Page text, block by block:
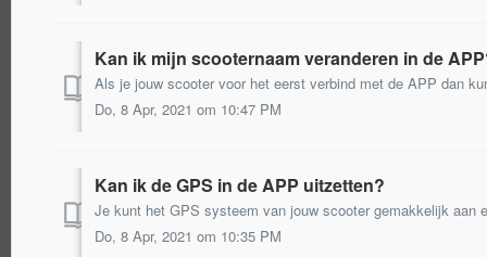
Kan ik mijn scooternaam veranderen in de
Do, 8 Apr, 2021 om 10:47 PM
Kan ik de GPS in de APP uitzetten?
Do, 8 Apr, 2021 om 10:35 PM